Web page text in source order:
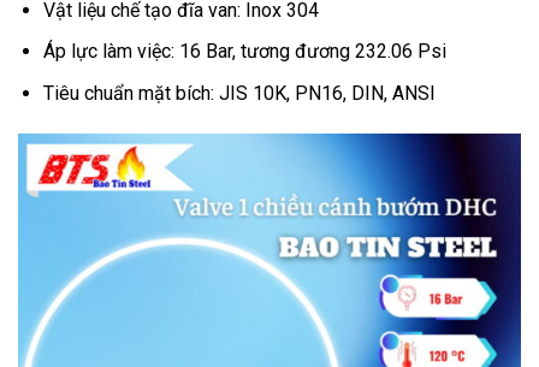
Vật liệu chế tạo đĩa van: Inox 304
Áp lực làm việc: 16 Bar, tương đương 232.06 Psi
Tiêu chuẩn mặt bích: JIS 10K, PN16, DIN, ANSI